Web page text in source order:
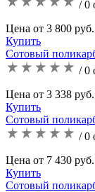
/ 0
Цена от 3 800
Купить
Сотовый
/ 0
Цена от 3 338
Купить
Сотовый
/ 0
Цена от 7 430
Купить
Сотовый